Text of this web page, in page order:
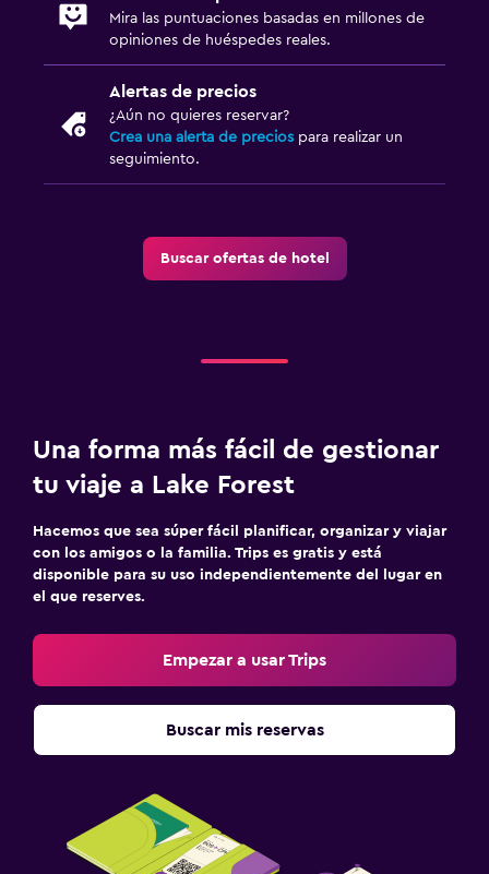
Mira las puntuaciones basadas en millones de
opiniones de huéspedes reales.
Alertas de precios
¿Aún no quieres reservar?
Crea una alerta de precios para realizar un
seguimiento.
Buscar ofertas de hotel
Una forma más fácil de gestionar
tu viaje a Lake Forest
Hacemos que sea súper fácil planificar, organizar y viajar
con los amigos o la familia. Trips es gratis y está
disponible para su uso independientemente del lugar en
el que reserves.
Empezar a usar Trips
Buscar mis reservas